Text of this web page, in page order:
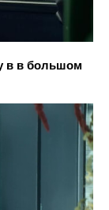
в в большом